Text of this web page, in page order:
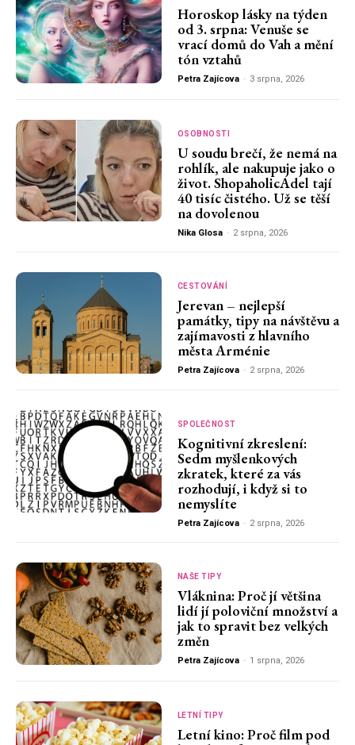
Horoskop lásky na týden
od 3. srpna: Venuše se
vrací domů do Vah a mění
tón vztahů
Petra Zajícova - 3 srpna, 2026
OSOBNOSTI
U soudu brečí, že nemá na
rohlík, ale nakupuje jako o
život. ShopaholicAdel tají
40 tisíc čistého. Už se těší
na dovolenou
Nika Glosa - 2 srpna, 2026
CESTOVÁNÍ
Jerevan – nejlepší
památky, tipy na návštěvu a
zajímavosti z hlavního
města Arménie
Petra Zajícova - 2 srpna, 2026
SPOLEČNOST
Kognitivní zkreslení:
Sedm myšlenkových
zkratek, které za vás
rozhodují, i když si to
nemyslíte
Petra Zajícova - 2 srpna, 2026
NAŠE TIPY
Vláknina: Proč jí většina
lidí jí poloviční množství a
jak to spravit bez velkých
změn
Petra Zajícova - 1 srpna, 2026
LETNÍ TIPY
Letní kino: Proč film pod